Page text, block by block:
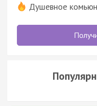
Душевное